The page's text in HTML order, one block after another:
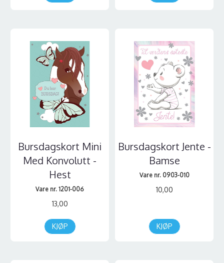
Bursdagskort Mini
Med Konvolutt -
Hest
Vare nr. 1201-006
13,00
KJØP
Bursdagskort Jente -
Bamse
Vare nr. 0903-010
10,00
KJØP